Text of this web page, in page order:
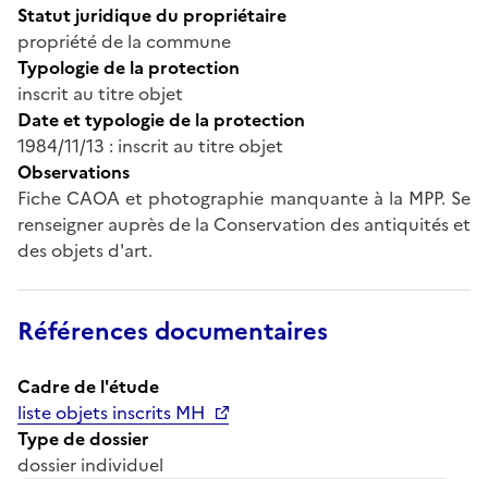
Statut juridique du propriétaire
propriété de la commune
Typologie de la protection
inscrit au titre objet
Date et typologie de la protection
1984/11/13 : inscrit au titre objet
Observations
Fiche CAOA et photographie manquante à la MPP. Se
renseigner auprès de la Conservation des antiquités et
des objets d'art.
Références documentaires
Cadre de l'étude
liste objets inscrits MH
Type de dossier
dossier individuel